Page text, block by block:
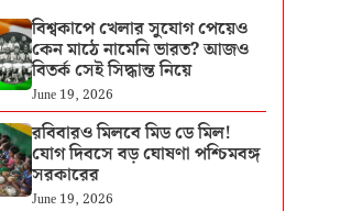
বিশ্বকাপে খেলার সুযোগ পেয়েও
কেন মাঠে নামেনি ভারত? আজও
বিতর্ক সেই সিদ্ধান্ত নিয়ে
June 19, 2026
রবিবারও মিলবে মিড ডে মিল!
যোগ দিবসে বড় ঘোষণা পশ্চিমবঙ্গ
সরকারের
June 19, 2026